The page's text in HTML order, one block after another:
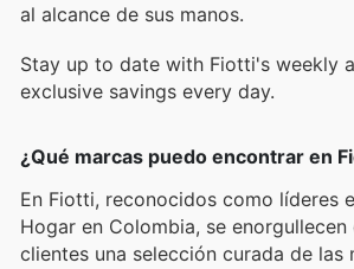
al alcance de sus manos.
Stay up to date with Fiotti's weekly
exclusive savings every day.
¿Qué marcas puedo encontrar en
En Fiotti, reconocidos como líderes
Hogar en Colombia, se
clientes una selección curada de las